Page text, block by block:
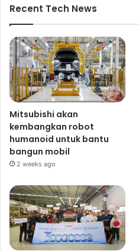
Recent Tech News
Mitsubishi akan
kembangkan robot
humanoid untuk bantu
bangun mobil
2 weeks ago